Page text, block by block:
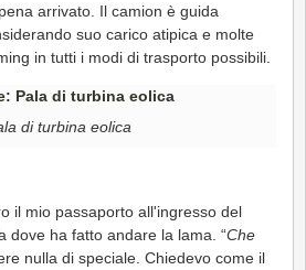
arrivato. Il camion è guida
suo carico atipica e molte
in tutti i modi di trasporto possibili.
di turbina eolica
il mio passaporto all'ingresso del
dove ha fatto andare la lama. “Che
nulla di speciale. Chiedevo come il